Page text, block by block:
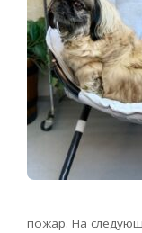
пожар. На